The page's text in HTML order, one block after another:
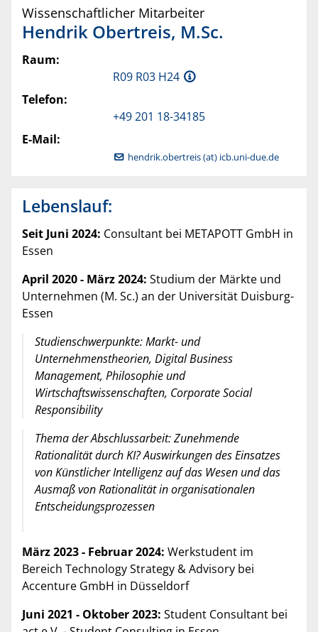
Wissenschaftlicher Mitarbeiter
Hendrik Obertreis, M.Sc.
Raum:
R09 R03 H24
Telefon:
+49 201 18-34185
E-Mail:
hendrik.obertreis (at) icb.uni-due.de
Lebenslauf:
Seit Juni 2024: Consultant bei METAPOTT GmbH in
Essen
April 2020 - März 2024: Studium der Märkte und
Unternehmen (M. Sc.) an der Universität Duisburg-
Essen
Studienschwerpunkte: Markt- und
Unternehmenstheorien, Digital Business
Management, Philosophie und
Wirtschaftswissenschaften, Corporate Social
Responsibility
Thema der Abschlussarbeit: Zunehmende
Rationalität durch KI? Auswirkungen des Einsatzes
von Künstlicher Intelligenz auf das Wesen und das
Ausmaß von Rationalität in organisationalen
Entscheidungsprozessen
März 2023 - Februar 2024: Werkstudent im
Bereich Technology Strategy & Advisory bei
Accenture GmbH in Düsseldorf
Juni 2021 - Oktober 2023: Student Consultant bei